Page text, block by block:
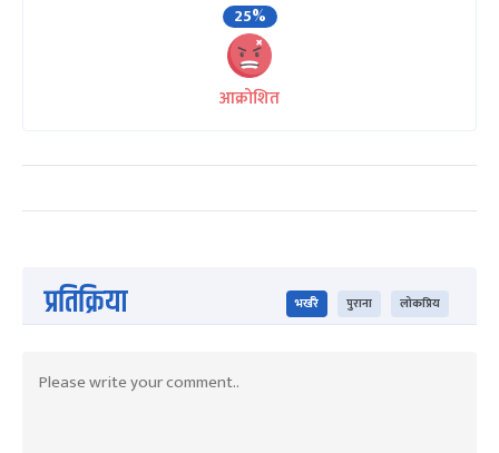
25%
आक्रोशित
प्रतिक्रिया भर्खरै पुराना लोकप्रिय